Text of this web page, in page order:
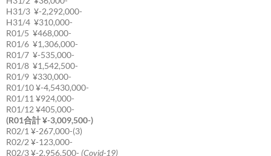
H31/3 ¥-2,292,000-
H31/4 ¥310,000-
R01/5 ¥468,000-
R01/6 ¥1,306,000-
R01/7 ¥-535,000-
R01/8 ¥1,542,500-
R01/9 ¥330,000-
R01/10 ¥-4,5430,000-
R01/11 ¥924,000-
R01/12 ¥405,000-
(R01合計 ¥-3,009,500-)
R02/1 ¥-267,000-(3)
R02/2 ¥-123,000-
R02/3 ¥-2,956,500- (Covid-19)